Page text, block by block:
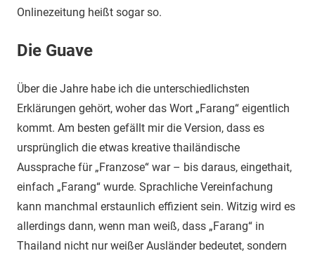
Onlinezeitung heißt sogar so.
Die Guave
Über die Jahre habe ich die unterschiedlichsten
Erklärungen gehört, woher das Wort „Farang“ eigentlich
kommt. Am besten gefällt mir die Version, dass es
ursprünglich die etwas kreative thailändische
Aussprache für „Franzose“ war – bis daraus, eingethait,
einfach „Farang“ wurde. Sprachliche Vereinfachung
kann manchmal erstaunlich effizient sein. Witzig wird es
allerdings dann, wenn man weiß, dass „Farang“ in
Thailand nicht nur weißer Ausländer bedeutet, sondern